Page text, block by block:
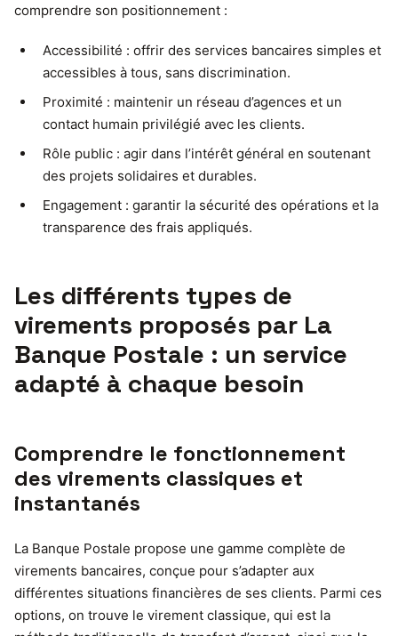
comprendre son positionnement :
Accessibilité : offrir des services bancaires simples et
accessibles à tous, sans discrimination.
Proximité : maintenir un réseau d’agences et un
contact humain privilégié avec les clients.
Rôle public : agir dans l’intérêt général en soutenant
des projets solidaires et durables.
Engagement : garantir la sécurité des opérations et la
transparence des frais appliqués.
Les différents types de
virements proposés par La
Banque Postale : un service
adapté à chaque besoin
Comprendre le fonctionnement
des virements classiques et
instantanés
La Banque Postale propose une gamme complète de
virements bancaires, conçue pour s’adapter aux
différentes situations financières de ses clients. Parmi ces
options, on trouve le virement classique, qui est la